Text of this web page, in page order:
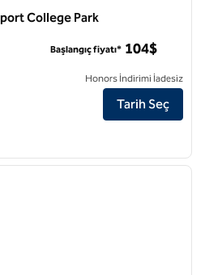
College Park
Park için otel detaylarını
Başlangıç fiyatı* 104$
Honors İndirimi İadesiz
Tarih Seç